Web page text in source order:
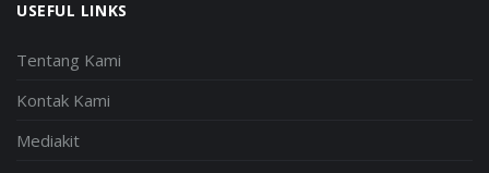
USEFUL LINKS
Tentang Kami
Kontak Kami
Mediakit